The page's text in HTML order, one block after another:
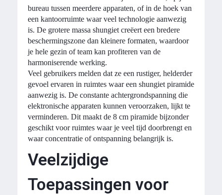
bureau tussen meerdere apparaten, of in de hoek van
een kantoorruimte waar veel technologie aanwezig
is. De grotere massa shungiet creëert een bredere
beschermingszone dan kleinere formaten, waardoor
je hele gezin of team kan profiteren van de
harmoniserende werking.
Veel gebruikers melden dat ze een rustiger, helderder
gevoel ervaren in ruimtes waar een shungiet piramide
aanwezig is. De constante achtergrondspanning die
elektronische apparaten kunnen veroorzaken, lijkt te
verminderen. Dit maakt de 8 cm piramide bijzonder
geschikt voor ruimtes waar je veel tijd doorbrengt en
waar concentratie of ontspanning belangrijk is.
Veelzijdige
Toepassingen voor